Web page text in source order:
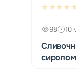
98 10
сиропом